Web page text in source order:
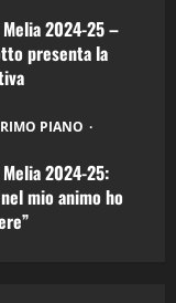
2024-25 –
presenta la
PIANO
2024-25:
mio animo ho
30^ Puntata